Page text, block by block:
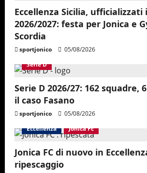
Eccellenza Sicilia, ufficializzati
2026/2027: festa per Jonica e
Scordia
sportjonico
05/08/2026
Serie D
Serie D 2026/27: 162 squadre,
il caso Fasano
sportjonico
05/08/2026
Eccellenza
Jonica Fc
Jonica FC di nuovo in
ripescaggio